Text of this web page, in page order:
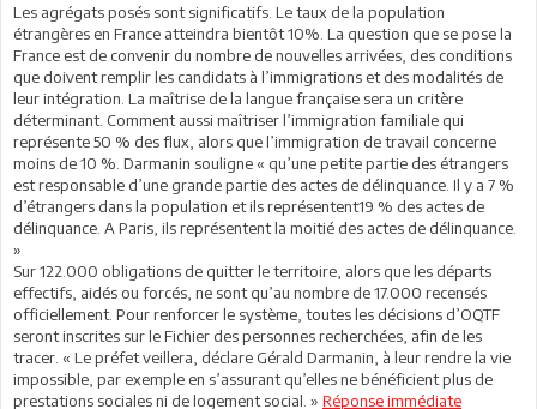
Les agrégats posés sont significatifs. Le taux de la population
étrangères en France atteindra bientôt 10%. La question que se pose la
France est de convenir du nombre de nouvelles arrivées, des conditions
que doivent remplir les candidats à l’immigrations et des modalités de
leur intégration. La maîtrise de la langue française sera un critère
déterminant. Comment aussi maîtriser l’immigration familiale qui
représente 50 % des flux, alors que l’immigration de travail concerne
moins de 10 %. Darmanin souligne « qu’une petite partie des étrangers
est responsable d’une grande partie des actes de délinquance. Il y a 7 %
d’étrangers dans la population et ils représentent19 % des actes de
délinquance. A Paris, ils représentent la moitié des actes de délinquance.
»
Sur 122.000 obligations de quitter le territoire, alors que les départs
effectifs, aidés ou forcés, ne sont qu’au nombre de 17.000 recensés
officiellement. Pour renforcer le système, toutes les décisions d’OQTF
seront inscrites sur le Fichier des personnes recherchées, afin de les
tracer. « Le préfet veillera, déclare Gérald Darmanin, à leur rendre la vie
impossible, par exemple en s’assurant qu’elles ne bénéficient plus de
prestations sociales ni de logement social. » Réponse immédiate